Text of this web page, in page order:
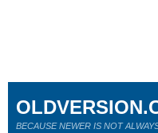
BECAUSE NEWER IS NOT